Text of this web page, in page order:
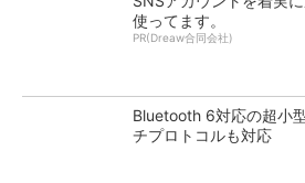
使ってます。
PR(Dreaw合同会社)
Bluetooth 6対応の超小
チプロトコルも対応